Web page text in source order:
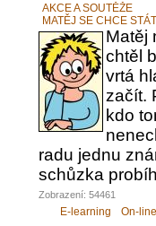
AKCE A SOUTĚŽE
MATĚJ SE CHCE
Matěj
chtěl
vrtá
začít.
kdo
radu jednu
schůzka
Zobrazení: 54461
E-learning On-